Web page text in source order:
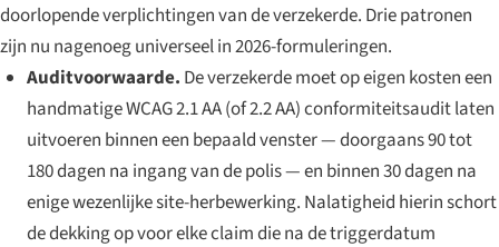
doorlopende verplichtingen van de verzekerde. Drie patronen
zijn nu nagenoeg universeel in 2026-formuleringen.
Auditvoorwaarde. De verzekerde moet op eigen kosten een
handmatige WCAG 2.1 AA (of 2.2 AA) conformiteitsaudit laten
uitvoeren binnen een bepaald venster — doorgaans 90 tot
180 dagen na ingang van de polis — en binnen 30 dagen na
enige wezenlijke site-herbewerking. Nalatigheid hierin schort
de dekking op voor elke claim die na de triggerdatum